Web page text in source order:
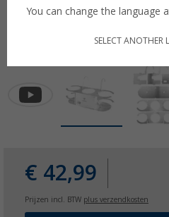
€ 42,99
Prijzen incl. BTW plus verzendkosten
You can change the language
SELECT ANOTHER